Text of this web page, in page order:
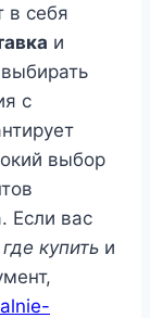
в себя
и
с
выбор
Если вас
где купить и